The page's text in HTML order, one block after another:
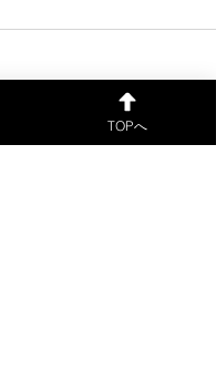
すべて表示
TOPへ